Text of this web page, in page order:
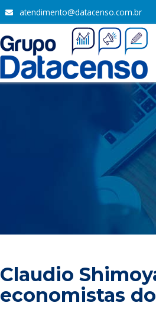
atendimento@datacenso.com.br
Claudio
economistas